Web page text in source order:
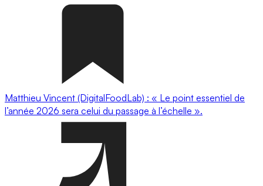
Matthieu Vincent (DigitalFoodLab) : « Le point essentiel de
l’année 2026 sera celui du passage à l’échelle ».